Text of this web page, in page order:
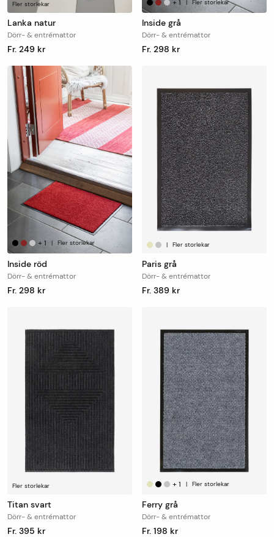
Fler storlekar
Lanka natur
Dörr- & entrémattor
Fr. 249 kr
+1 | Fler storlekar
Inside grå
Dörr- & entrémattor
Fr. 298 kr
+1 | Fler storlekar
Inside röd
Dörr- & entrémattor
Fr. 298 kr
| Fler storlekar
Paris grå
Dörr- & entrémattor
Fr. 389 kr
Fler storlekar
Titan svart
Dörr- & entrémattor
Fr. 395 kr
+1 | Fler storlekar
Ferry grå
Dörr- & entrémattor
Fr. 198 kr